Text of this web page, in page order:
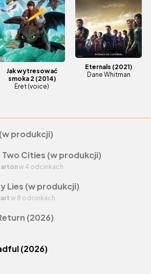
Jak wytresować
smoka 2 (2014)
Eret (voice)
Eternals (2021)
Dane Whitman
(2026)
(2026)
produkcji)
Two Cities (w produkcji)
w 4 odcinkach
Lies (w produkcji)
w 8 odcinkach